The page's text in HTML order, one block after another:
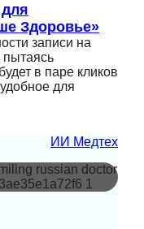
Здоровье»
записи на
в паре кликов
для
ИИ Медтех